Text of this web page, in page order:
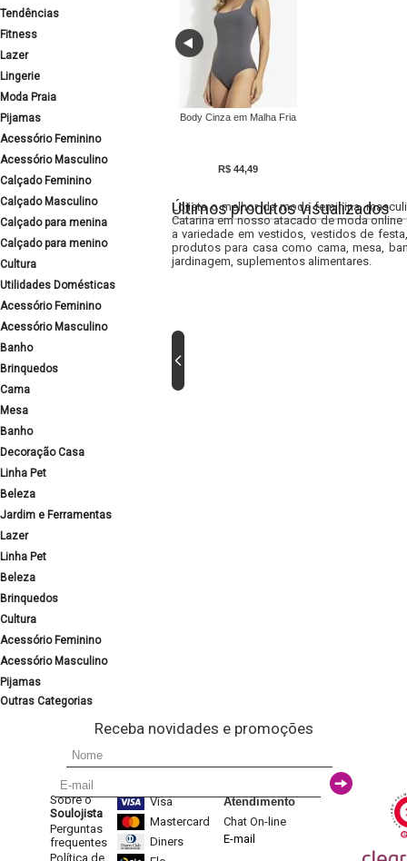
Tendências
Fitness
Lazer
Lingerie
Moda Praia
Pijamas
Acessório Feminino
Acessório Masculino
Calçado Feminino
Calçado Masculino
Calçado para menina
Calçado para menino
Cultura
Utilidades Domésticas
Acessório Feminino
Acessório Masculino
Banho
Brinquedos
Cama
Mesa
Banho
Decoração Casa
Linha Pet
Beleza
Jardim e Ferramentas
Lazer
Linha Pet
Beleza
Brinquedos
Cultura
Acessório Feminino
Acessório Masculino
Pijamas
Outras Categorias
Body Cinza em Malha Fria
R$ 44,49
Últimos produtos visualizados
Lojista o melhor da moda feminina,
Catarina em nosso atacado de moda
a variedade em vestidos, vestidos de
produtos para casa como cama, mesa,
jardinagem, suplementos alimentares.
Receba novidades e promoções
Sobre o
Soulojista
Perguntas
frequentes
Política de
Visa
Mastercard
Diners
Atendimento
Chat On-line
E-mail